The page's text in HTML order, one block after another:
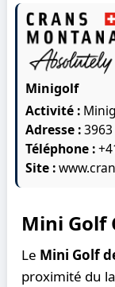
Minigolf
Activité :
Adresse :
Téléphone :
Site :
Mini Golf
Le Mini Golf
proximité du